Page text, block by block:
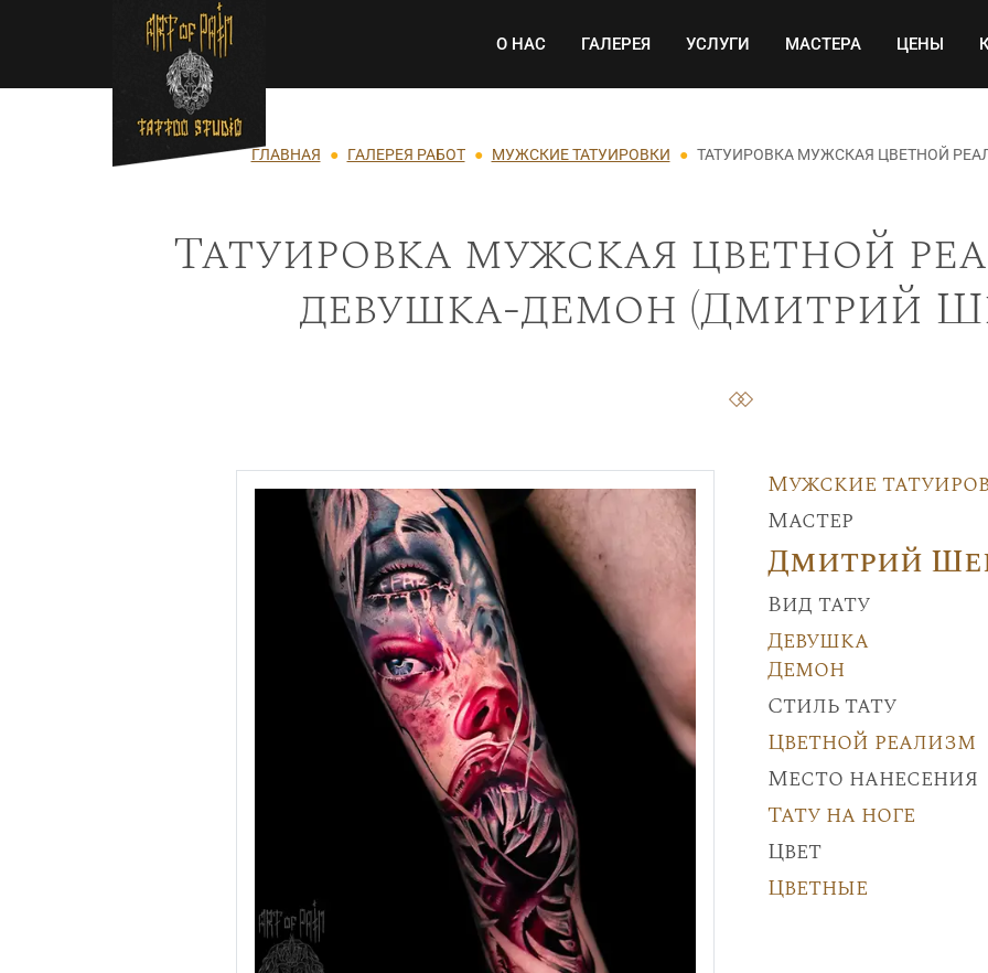
Перейти к основному содержанию Основная навигация
О НАС ГАЛЕРЕЯ УСЛУГИ МАСТЕРА ЦЕНЫ
Строка навигации
ГЛАВНАЯ ГАЛЕРЕЯ РАБОТ МУЖСКИЕ ТАТУИРОВКИ ТАТУИРОВКА МУЖСКАЯ ЦВЕТНОЙ
Татуировка мужская цветной
девушка-демон (Дмитрий
Мужские
Мастер
Дмитрий
Вид тату
Девушка
Демон
Стиль тату
Цветной реализм
Место нанесения
Тату на ноге
Цвет
Цветные